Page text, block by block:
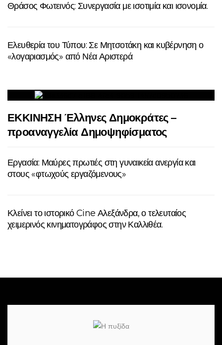
Θράσος Φωτεινός: Συνεργασία με ισοτιμία και ισονομία.
Ελευθερία του Τύπου: Σε Μητσοτάκη και κυβέρνηση ο
«λογαριασμός» από Νέα Αριστερά
ΕΚΚΙΝΗΣΗ Έλληνες Δημοκράτες –
προαναγγελία Δημοψηφίσματος
Εργασία: Μαύρες πρωτιές στη γυναικεία ανεργία και
στους «φτωχούς εργαζόμενους»
Κλείνει το ιστορικό Cine Αλεξάνδρα, ο τελευταίος
χειμερινός κινηματογράφος στην Καλλιθέα.